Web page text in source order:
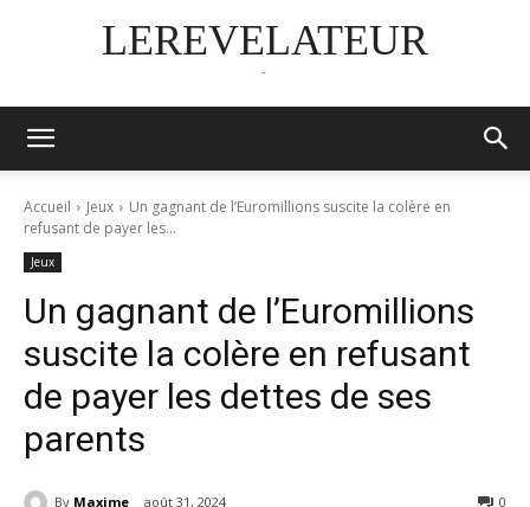
LEREVELATEUR
-
Accueil Jeux
Un gagnant de l’Euromillions suscite la colère en
refusant de payer les...
Jeux
Un gagnant de l’Euromillions
suscite la colère en refusant
de payer les dettes de ses
parents
By Maxime août 31, 2024 0